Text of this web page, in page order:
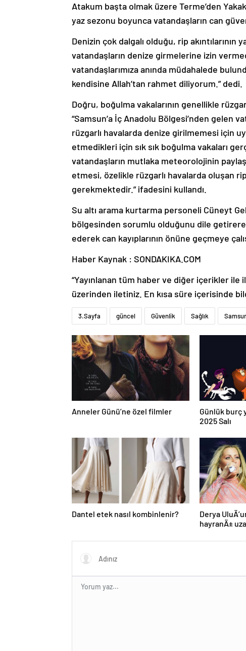
Atakum başta olmak üzere Terme’den
yaz sezonu boyunca vatandaşların can
Denizin çok dalgalı olduğu, rip
vatandaşların denize girmelerine izin
vatandaşlarımıza anında müdahalede
kendisine Allah’tan rahmet diliyorum.” dedi.
Doğru, boğulma vakalarının genellikle
“Samsun’a İç Anadolu Bölgesi’nden gelen
rüzgarlı havalarda denize girilmemesi için
etmedikleri için sık sık boğulma vakaları
vatandaşların mutlaka meteorolojinin
etmesi, özelikle rüzgarlı havalarda oluşan
gerekmektedir.” ifadesini kullandı.
Su altı arama kurtarma personeli Cüneyt
bölgesinden sorumlu olduğunu dile
ederek can kayıplarının önüne geçmeye
Haber Kaynak : SONDAKIKA.COM
“Yayınlanan tüm haber ve diğer içerikler
üzerinden iletiniz. En kısa süre içerisinde
3.Sayfa güncel Güvenlik Sağlık
Anneler Günü’ne özel filmler
Günlük burç
2025 Salı
Dantel etek nasıl kombinlenir?
Derya
hayranÄ±
sÄ±radan